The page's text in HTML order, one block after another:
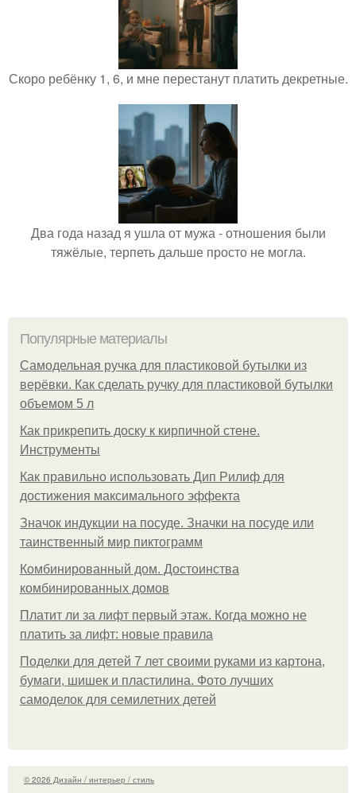
Скоро ребёнку 1, 6, и мне перестанут платить декретные.
Два года назад я ушла от мужа - отношения были
тяжёлые, терпеть дальше просто не могла.
Популярные материалы
Самодельная ручка для пластиковой бутылки из
верёвки. Как сделать ручку для пластиковой бутылки
объемом 5 л
Как прикрепить доску к кирпичной стене.
Инструменты
Как правильно использовать Дип Рилиф для
достижения максимального эффекта
Значок индукции на посуде. Значки на посуде или
таинственный мир пиктограмм
Комбинированный дом. Достоинства
комбинированных домов
Платит ли за лифт первый этаж. Когда можно не
платить за лифт: новые правила
Поделки для детей 7 лет своими руками из картона,
бумаги, шишек и пластилина. Фото лучших
самоделок для семилетних детей
© 2026 Дизайн / интерьер / стиль